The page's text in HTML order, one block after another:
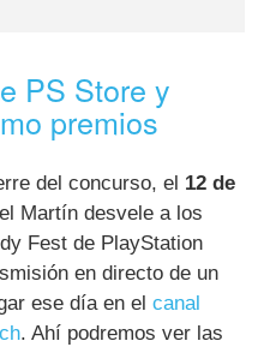
PS Store y
premios
del concurso, el 12 de
Martín desvele a los
Fest de PlayStation
en directo de un
ese día en elcanal
. Ahí podremos ver las